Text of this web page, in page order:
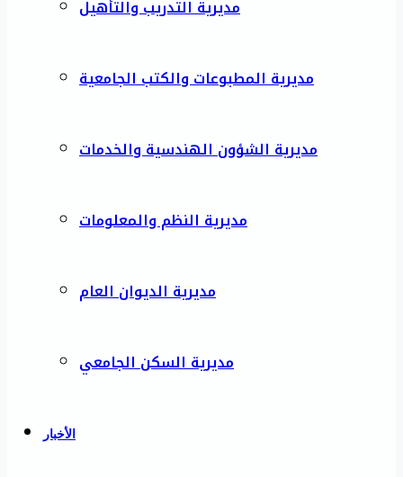
مديرية التدريب والتأهيل
مديرية المطبوعات والكتب الجامعية
مديرية الشؤون الهندسية والخدمات
مديرية النظم والمعلومات
مديرية الديوان العام
مديرية السكن الجامعي
الأخبار